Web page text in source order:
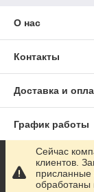
О нас
Контакты
Доставка и
График работы
Полная версия
Сейчас
клиентов.
присланные
обработаны